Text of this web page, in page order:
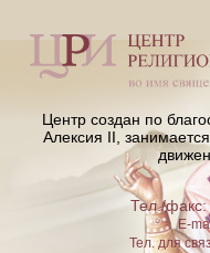
Центр создан по
Алексия II,
Тел./
E-
Тел. для